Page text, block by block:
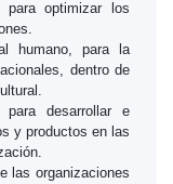
para optimizar los
humano, para la
dentro de
para desarrollar e
y productos en las
las organizaciones